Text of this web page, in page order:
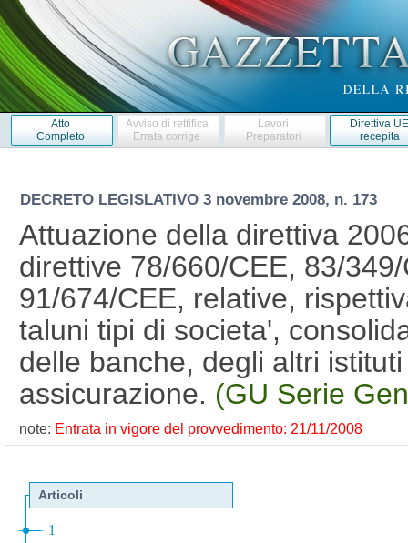
Atto
Completo
Avviso di rettifica
Errata corrige
Lavori
Preparatori
Direttiva
recepita
DECRETO LEGISLATIVO 3 novembre 2008, n. 173
Attuazione della direttiva
direttive 78/660/CEE, 83/
91/674/CEE, relative,
taluni tipi di societa',
delle banche, degli altri
assicurazione. (GU Serie
note: Entrata in vigore del provvedimento: 21/11/2008